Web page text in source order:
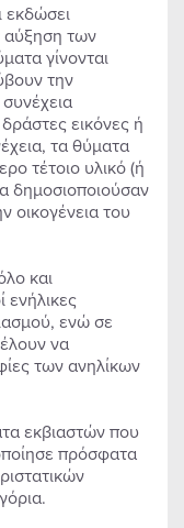
εκδώσει
αύξηση των
γίνονται
την
εικόνες ή
τα θύματα
τέτοιο υλικό (ή
δημοσιοποιούσαν
οικογένεια του
και
ενήλικες
ενώ σε
να
των ανηλίκων
εκβιαστών που
πρόσφατα